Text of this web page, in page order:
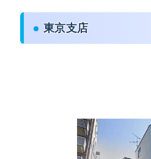
東京支店